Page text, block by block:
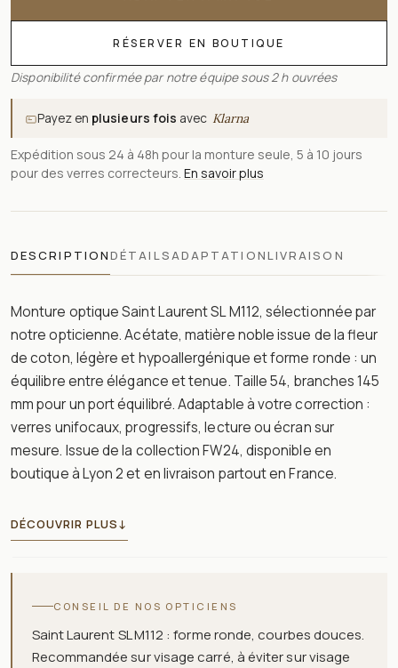
RÉSERVER EN BOUTIQUE
Disponibilité confirmée par notre équipe sous 2 h ouvrées
Payez en plusieurs fois avec Klarna
Expédition sous 24 à 48h pour la monture seule, 5 à 10 jours
pour des verres correcteurs. En savoir plus
DESCRIPTIONDÉTAILSADAPTATIONLIVRAISON
Monture optique Saint Laurent SL M112, sélectionnée par
notre opticienne. Acétate, matière noble issue de la fleur
de coton, légère et hypoallergénique et forme ronde : un
équilibre entre élégance et tenue. Taille 54, branches 145
mm pour un port équilibré. Adaptable à votre correction :
verres unifocaux, progressifs, lecture ou écran sur
mesure. Issue de la collection FW24, disponible en
boutique à Lyon 2 et en livraison partout en France.
DÉCOUVRIR PLUS↓
CONSEIL DE NOS OPTICIENS
Saint Laurent SL M112 : forme ronde, courbes douces.
Recommandée sur visage carré, à éviter sur visage